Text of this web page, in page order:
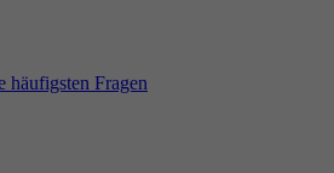
häufigsten Fragen